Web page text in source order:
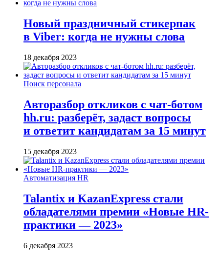
Новый праздничный стикерпак
в Viber: когда не нужны слова
18 декабря 2023
Поиск персонала
Авторазбор откликов с чат-ботом
hh.ru: разберёт, задаст вопросы
и ответит кандидатам за 15 минут
15 декабря 2023
Автоматизация HR
Talantix и KazanExpress стали
обладателями премии «Новые HR-
практики — 2023»
6 декабря 2023